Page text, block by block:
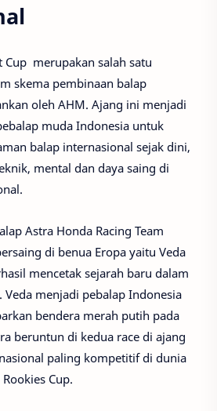
Cup merupakan salah satu
skema pembinaan balap
oleh AHM. Ajang ini menjadi
muda Indonesia untuk
balap internasional sejak dini,
mental dan daya saing di
Astra Honda Racing Team
di benua Eropa yaitu Veda
mencetak sejarah baru dalam
Veda menjadi pebalap Indonesia
bendera merah putih pada
beruntun di kedua race di ajang
paling kompetitif di dunia
Cup.